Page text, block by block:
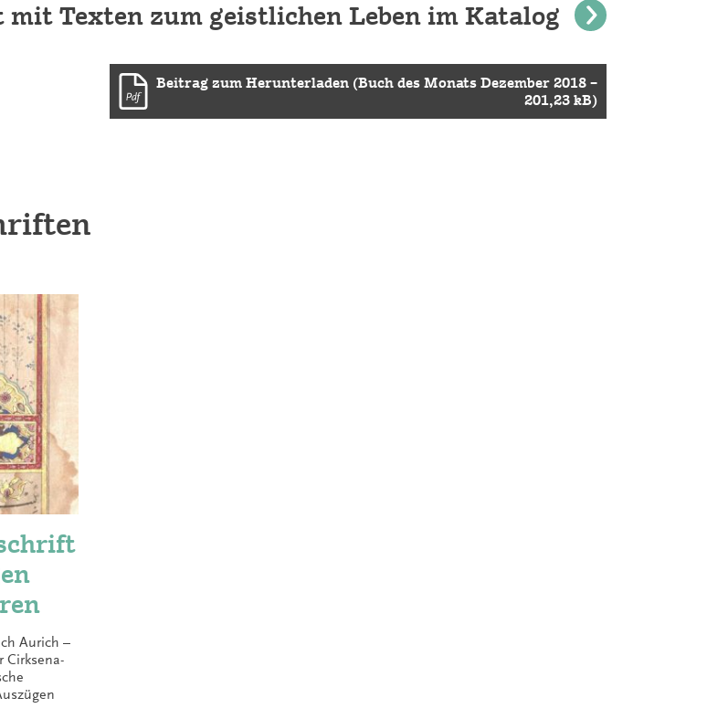
Texten zum geistlichen Leben im Katalog
Beitrag zum Herunterladen (Buch des Monats Dezember 2018 –
201,23 kB)
Aurich –
Cirksena-